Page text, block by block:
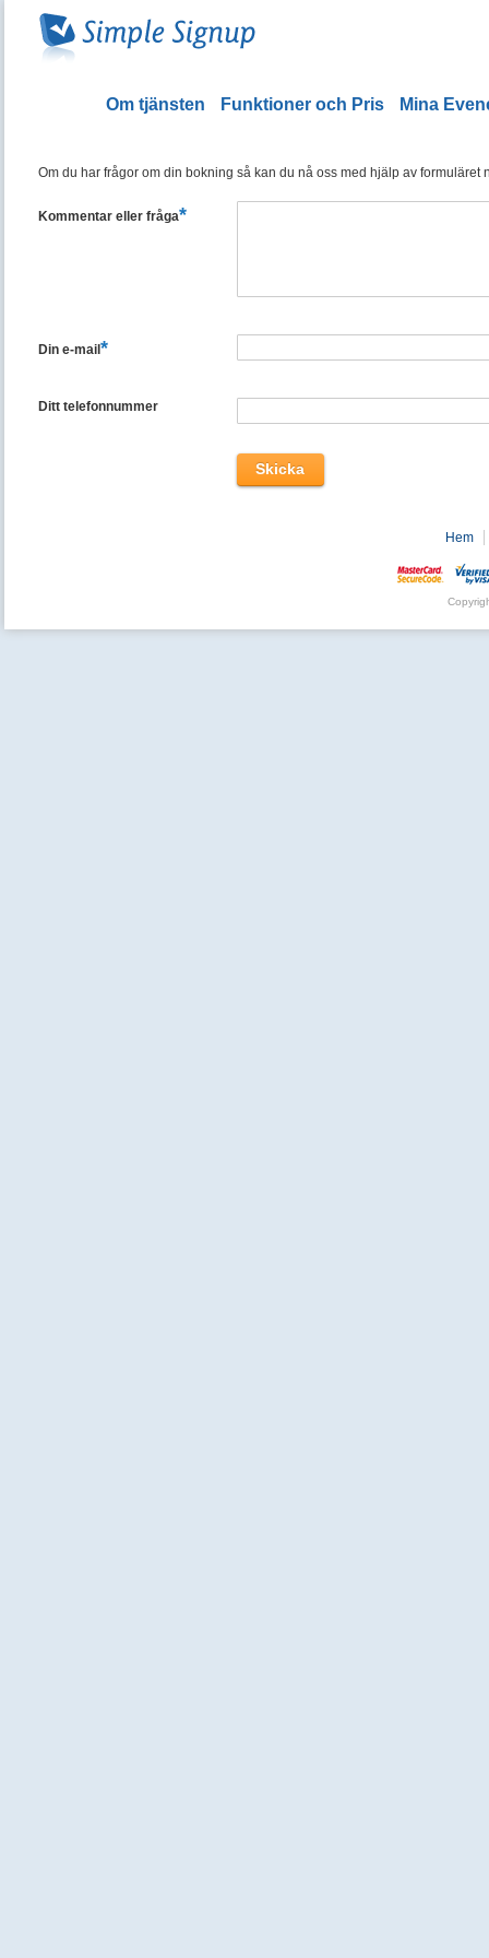
Om tjänsten Funktioner och Pris Mina
Om du har frågor om din bokning så kan du nå oss med hjälp av formuläret
Kommentar eller fråga*
Din e-mail*
Ditt telefonnummer
Hem